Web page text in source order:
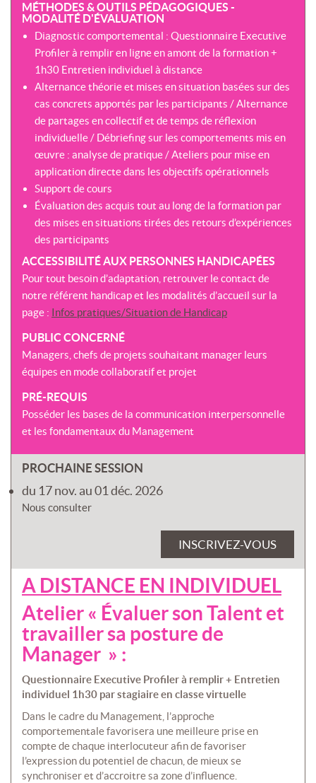
RÉSEAU
NATIONAL
MÉTHODES & OUTILS PÉDAGOGIQUES -
MODALITÉ D'ÉVALUATION
Diagnostic comportemental : Questionnaire Executive
Profiler à remplir en ligne en amont de la formation +
1h30 Entretien individuel à distance
Alternance théorie et mises en situation basées sur des
cas concrets apportés par les participants / Alternance
de partages en collectif et de temps de réflexion
individuelle / Débriefing sur les comportements mis en
œuvre : analyse de pratique / Ateliers pour mise en
application directe dans les objectifs opérationnels
Support de cours
Évaluation des acquis tout au long de la formation par
des mises en situations tirées des retours d’expériences
des participants
ACCESSIBILITÉ AUX PERSONNES HANDICAPÉES
Pour tout besoin d’adaptation, retrouver le contact de
notre référent handicap et les modalités d’accueil sur la
page : Infos pratiques/Situation de Handicap
PUBLIC CONCERNÉ
Managers, chefs de projets souhaitant manager leurs
équipes en mode collaboratif et projet
PRÉ-REQUIS
Posséder les bases de la communication interpersonnelle
et les fondamentaux du Management
PROCHAINE SESSION
du 17 nov. au 01 déc. 2026
Nous consulter
INSCRIVEZ-VOUS
A DISTANCE EN INDIVIDUEL
Atelier « Évaluer son Talent et
travailler sa posture de
Manager » :
Questionnaire Executive Profiler à remplir + Entretien
individuel 1h30 par stagiaire en classe virtuelle
Dans le cadre du Management, l’approche
comportementale favorisera une meilleure prise en
compte de chaque interlocuteur afin de favoriser
l’expression du potentiel de chacun, de mieux se
synchroniser et d’accroitre sa zone d’influence.